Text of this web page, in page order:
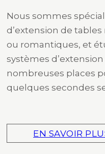
Nous sommes
d’extension de
ou romantiques, et
systèmes
nombreuses places
quelques secondes
EN SAVOIR